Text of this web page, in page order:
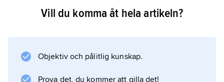
Naturkatastrofer kan påverka naturen under
överallt på jorden i dag så orsakar
Vill du komma åt hela artikeln?
Objektiv och pålitlig kunskap.
Prova det, du kommer att gilla det!